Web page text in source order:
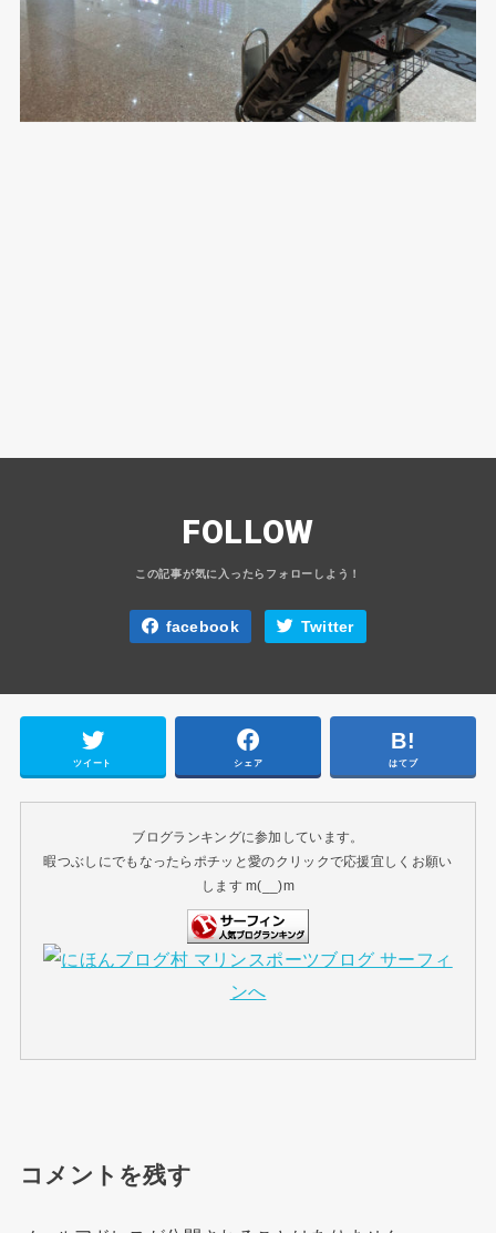
FOLLOW
facebook Twitter
ツイート シェア はてブ
ブログランキングに参加しています。
暇つぶしにでもなったらポチッと愛のクリックで応援宜しくお願い
します m(__)m
コメントを残す